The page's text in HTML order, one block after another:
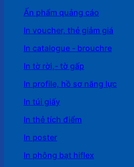
Ấn phẩm quảng cáo
In voucher, thẻ giảm giá
In catalogue - brouchre
In tờ rời,- tờ gấp
In profile, hồ sơ năng lực
In túi giấy
In thẻ tích điểm
In poster
In phông bạt hiflex